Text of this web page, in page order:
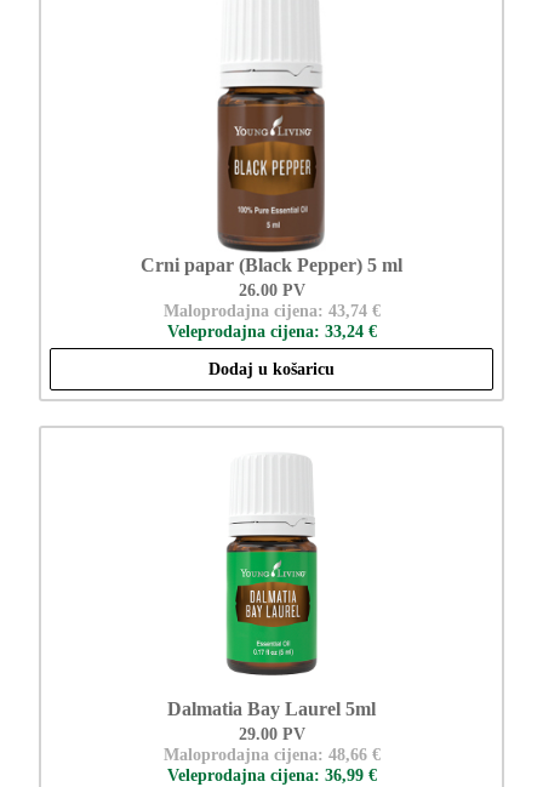
Crni papar (Black Pepper) 5 ml
26.00 PV
Maloprodajna cijena: 43,74 €
Veleprodajna cijena: 33,24 €
Dodaj u košaricu
Dalmatia Bay Laurel 5ml
29.00 PV
Maloprodajna cijena: 48,66 €
Veleprodajna cijena: 36,99 €